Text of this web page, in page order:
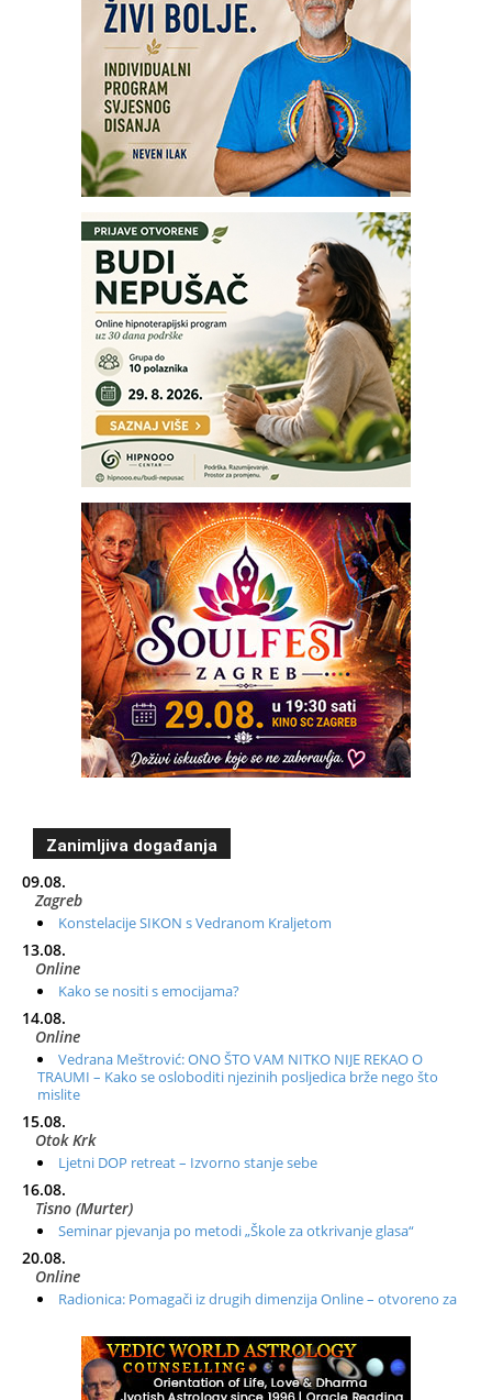
Zanimljiva događanja
09.08.
Zagreb
Konstelacije SIKON s Vedranom Kraljetom
13.08.
Online
Kako se nositi s emocijama?
14.08.
Online
Vedrana Meštrović: ONO ŠTO VAM NITKO NIJE REKAO O
TRAUMI – Kako se osloboditi njezinih posljedica brže nego što
mislite
15.08.
Otok Krk
Ljetni DOP retreat – Izvorno stanje sebe
16.08.
Tisno (Murter)
Seminar pjevanja po metodi „Škole za otkrivanje glasa“
20.08.
Online
Radionica: Pomagači iz drugih dimenzija Online – otvoreno za
Zagreb+Online
Osnovni ThetaHealing® tečaj, Zagreb i Online